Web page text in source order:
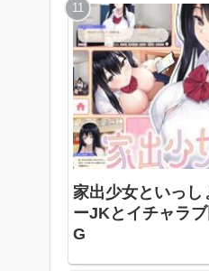
家出少女といっし
ーJKとイチャラ
G